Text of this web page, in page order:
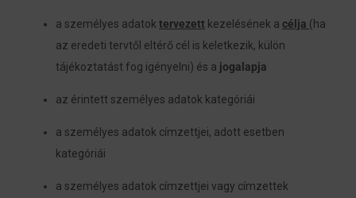
a személyes adatok tervezett kezelésének a célja (ha
az eredeti tervtől eltérő cél is keletkezik, külön
tájékoztatást fog igényelni) és a jogalapja
az érintett személyes adatok kategóriái
a személyes adatok címzettjei, adott esetben
kategóriái
a személyes adatok címzettjei vagy címzettek